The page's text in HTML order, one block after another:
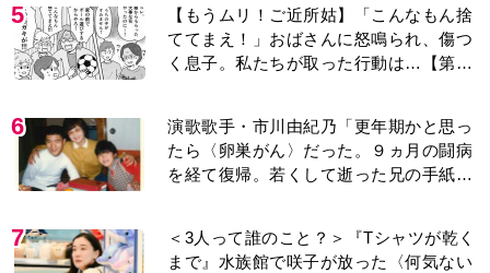
5
【もうムリ！ご近所姑】「こんなもん捨
ててまえ！」おばさんに怒鳴られ、傷つ
く息子。私たちが取った行動は…【第3
6
演歌歌手・市川由紀乃「更年期かと思っ
たら〈卵巣がん〉だった。９ヵ月の闘病
を経て復帰。若くして逝った兄の手紙を
7
＜3人って誰のこと？＞『Tシャツが乾く
まで』水族館で咲子が放った〈何気ない